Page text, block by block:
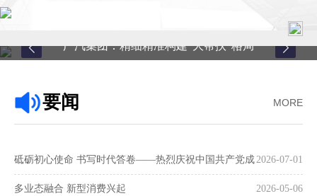
关于中心
县域服务
广汽集团：精细精准构建“大帮扶”格局
MORE
要闻
2026-07-01
砥砺初心使命 书写时代答卷——热烈庆祝中国共产党成
立105周年 2026-05-06
多业态融合 新型消费兴起